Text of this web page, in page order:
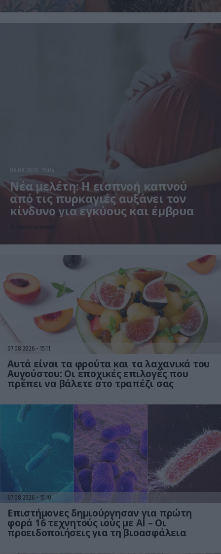
08.08.2026 15:04
Νέα μελέτη: Η εισπνοή καπνού
από τις πυρκαγιές αυξάνει τον
κίνδυνο για εγκύους και έμβρυα
07.08.2026 15:11
Αυτά είναι τα φρούτα και τα λαχανικά του
Αυγούστου: Οι εποχικές επιλογές που
πρέπει να βάλετε στο τραπέζι σας
07.08.2026 15:10
Επιστήμονες δημιούργησαν για πρώτη
φορά 16 τεχνητούς ιούς με AI – Οι
προειδοποιήσεις για τη βιοασφάλεια